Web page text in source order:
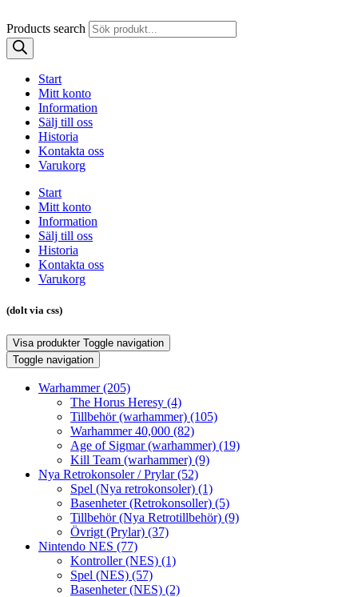
Products search
Start
Mitt konto
Information
Sälj till oss
Historia
Kontakta oss
Varukorg
Start
Mitt konto
Information
Sälj till oss
Historia
Kontakta oss
Varukorg
(dolt via css)
Visa produkter Toggle navigation
Toggle navigation
Warhammer(205)
The Horus Heresy (4)
Tillbehör (warhammer) (105)
Warhammer 40,000 (82)
Age of Sigmar (warhammer) (19)
Kill Team (warhammer) (9)
Nya Retrokonsoler / Prylar(52)
Spel (Nya retrokonsoler) (1)
Basenheter (Retrokonsoller) (5)
Tillbehör (Nya Retrotillbehör) (9)
Övrigt (Prylar) (37)
Nintendo NES (77)
Kontroller (NES) (1)
Spel (NES) (57)
Basenheter (NES) (2)